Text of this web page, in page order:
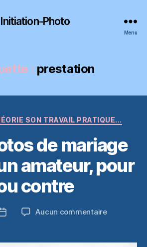
Initiation-Photo
Menu
: prestation
Catégories
SON TRAVAIL PRATIQUE...
de mariage
amateur, pour
contre
Date
Aucun commentairesur
de